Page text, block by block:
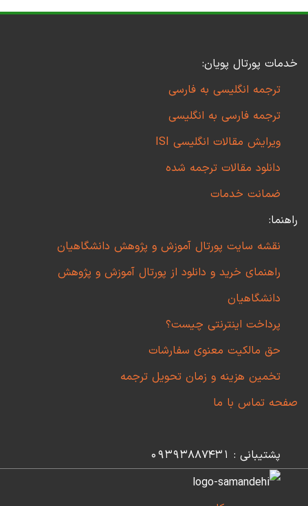
خدمات پورتال پویان:
ترجمه انگلیسی به فارسی
ترجمه فارسی به انگلیسی
ویرایش مقالات انگلیسی ISI
دانلود مقالات ترجمه شده
ضمانت خدمات
راهنما:
نقشه سایت پورتال آموزش و پژوهش دانشگاهیان
راهنمای خرید و دانلود از پورتال آموزش و پژوهش
دانشگاهیان
پرداخت اینترنتی چیست؟
حق مالکیت معنوی سفارشات
تخمین هزینه و زمان تحویل ترجمه
صفحه تماس با ما
پشتیبانی : 09393887431